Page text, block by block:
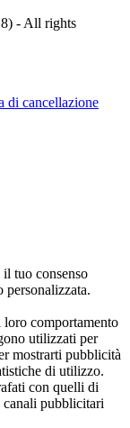
- All rights
di cancellazione
tuo consenso
comportamento
utilizzati per
mostrarti pubblicità
di utilizzo.
con quelli di
pubblicitari